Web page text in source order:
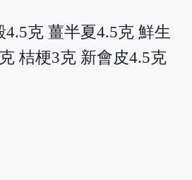
4.5克 薑半夏4.5克 鮮生
桔梗3克 新會皮4.5克